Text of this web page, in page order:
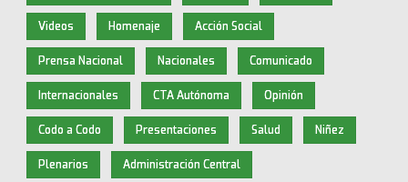
Videos Homenaje Acción Social
Prensa Nacional Nacionales Comunicado
Internacionales CTA Autónoma Opinión
Codo a Codo Presentaciones Salud Niñez
Plenarios Administración Central